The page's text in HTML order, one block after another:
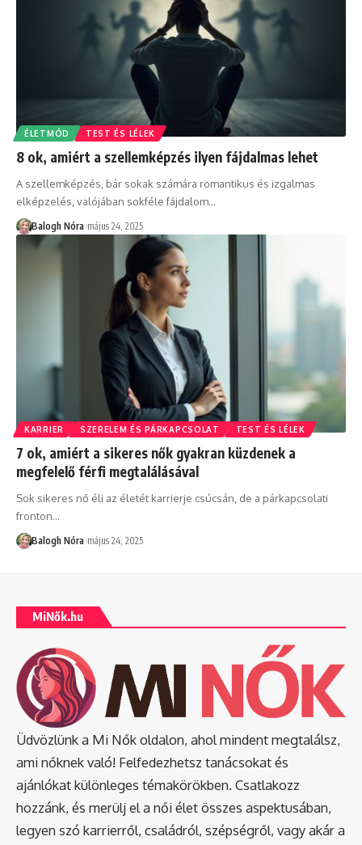
ÉLETMÓD TEST ÉS LÉLEK
8 ok, amiért a szellemképzés ilyen fájdalmas lehet
A szellemképzés, bár sokak számára romantikus és izgalmas
elképzelés, valójában sokféle fájdalom…
Balogh Nóra május 24, 2025
KARRIER SZERELEM ÉS PÁRKAPCSOLAT TEST ÉS LÉLEK
7 ok, amiért a sikeres nők gyakran küzdenek a
megfelelő férfi megtalálásával
Sok sikeres nő éli az életét karrierje csúcsán, de a párkapcsolati
fronton…
Balogh Nóra május 24, 2025
MiNők.hu
Üdvözlünk a Mi Nők oldalon, ahol mindent megtalálsz,
ami nőknek való! Felfedezhetsz tanácsokat és
ajánlókat különleges témakörökben. Csatlakozz
hozzánk, és merülj el a női élet összes aspektusában,
legyen szó karrierről, családról, szépségről, vagy akár a